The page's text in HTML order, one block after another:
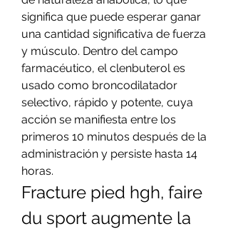
significa que puede esperar ganar
una cantidad significativa de fuerza
y músculo. Dentro del campo
farmacéutico, el clenbuterol es
usado como broncodilatador
selectivo, rápido y potente, cuya
acción se manifiesta entre los
primeros 10 minutos después de la
administración y persiste hasta 14
horas.
Fracture pied hgh, faire
du sport augmente la